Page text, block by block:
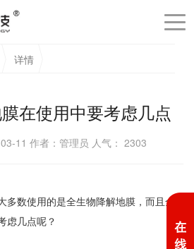
详情
在使用中要考虑几点
11 作者：管理员 人气： 2303
多数使用的是全生物降解地膜，而且全
虑几点呢？